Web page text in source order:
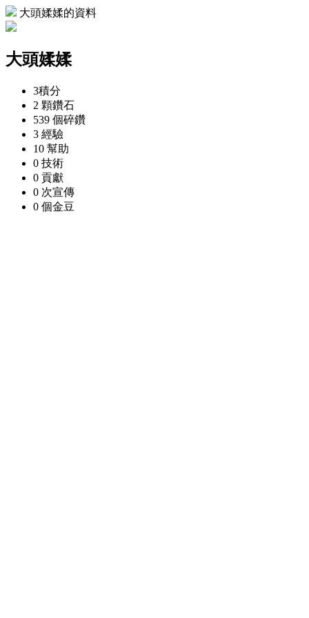
大頭媃媃的資料
大頭媃媃
3積分
2 顆鑽石
539 個碎鑽
3 經驗
10 幫助
0 技術
0 貢獻
0 次宣傳
0 個金豆